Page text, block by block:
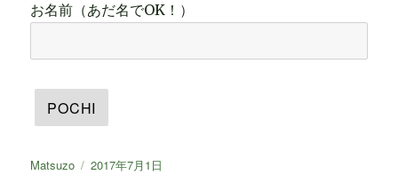
お名前（あだ名でOK！）
投
Matsuzo
投
2017年7月1日